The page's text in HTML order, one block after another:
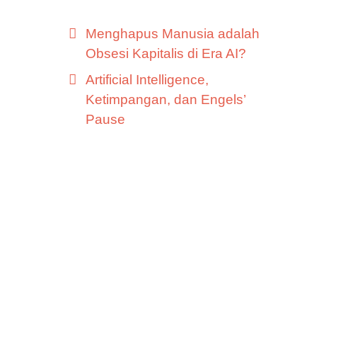
Menghapus Manusia adalah
Obsesi Kapitalis di Era AI?
Artificial Intelligence,
Ketimpangan, dan Engels’
Pause